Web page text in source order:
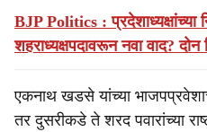
BJP Politics : प्रदेशाध्यक्षांच्या
शहराध्यक्षपदावरून नवा वाद?
एकनाथ खडसे यांच्या
तर दुसरीकडे ते शरद पवारांच्या